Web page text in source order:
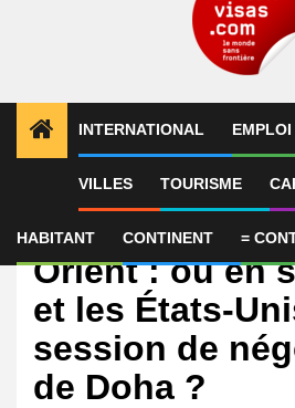
INTERNATIONAL EMPLOI
VILLES TOURISME
HABITANT CONTINENT =
International
Guerre au
Orient : où en
et les États-
session de
de Doha ?